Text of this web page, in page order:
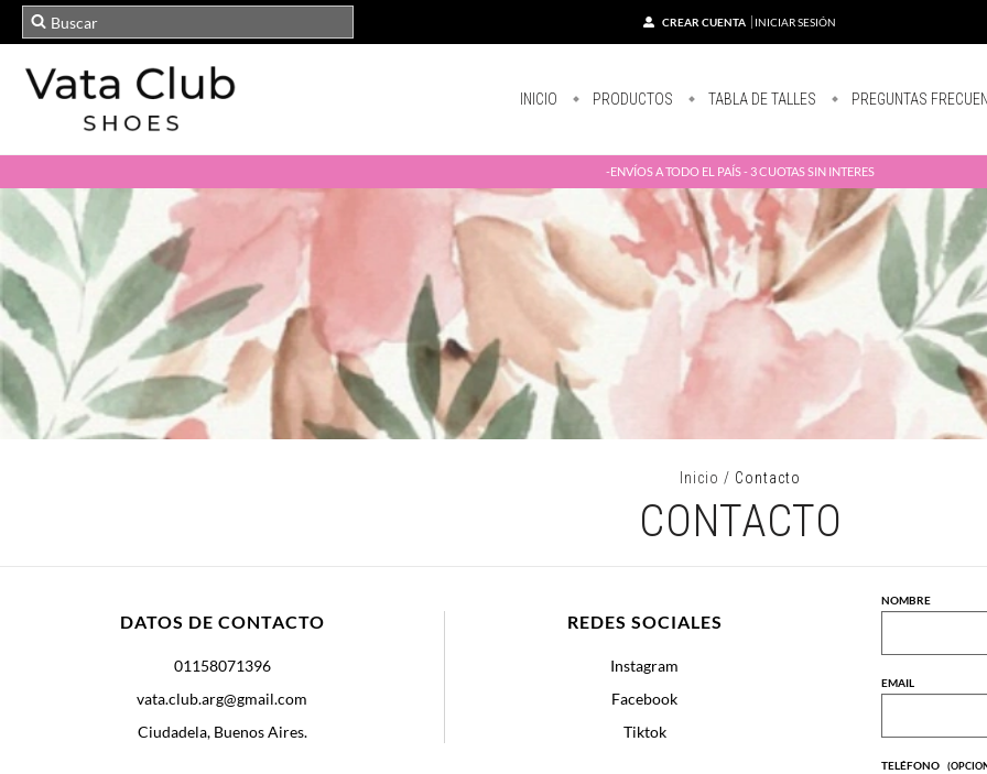
CREAR CUENTA INICIAR SESIÓN
INICIO PRODUCTOS TABLA DE TALLES PREGUNTAS
-ENVÍOS A TODO EL PAÍS - 3 CUOTAS SIN INTERES
Inicio / Contacto
CONTACTO
DATOS DE CONTACTO
01158071396
vata.club.arg@gmail.com
Ciudadela, Buenos Aires.
REDES SOCIALES
Instagram
Facebook
Tiktok
NOMBRE
EMAIL
TELÉFONO